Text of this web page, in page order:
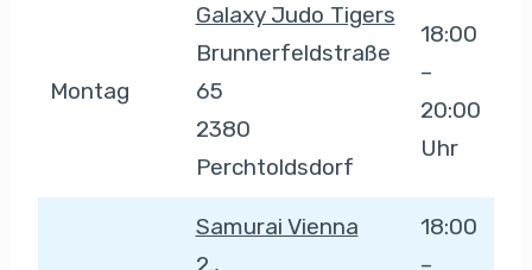
Montag
Galaxy Judo Tigers
Brunnerfeldstraße
65
2380
Perchtoldsdorf
18:00
–
20:00
Uhr
Samurai Vienna
18:00